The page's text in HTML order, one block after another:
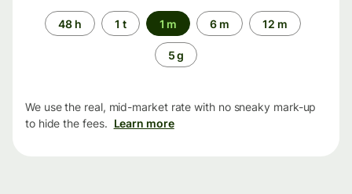
Time
period
48 h 1 t 1 m 6 m 12 m
5 g
We use the real, mid-market rate with no sneaky mark-up
to hide the fees. Learn more